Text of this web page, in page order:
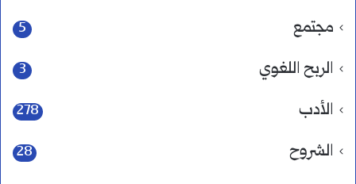
مجتمع 5
الربح اللغوي 3
الأدب 278
الشروح 28